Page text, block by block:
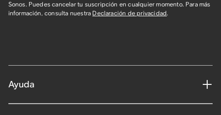
Sonos. Puedes cancelar tu suscripción en cualquier momento. Para más
información, consulta nuestra Declaración de privacidad.
Ayuda